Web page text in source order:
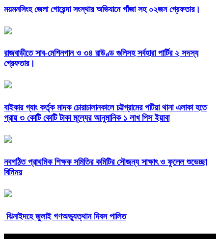
ময়মনসিংহ জেলা গোয়েন্দা সংস্থার অভিযানে গাঁজা সহ ০২জন গ্রেফতার।
রাজবাড়ীতে সাব-মেশিনগান ও ৩৪ রাউণ্ড গুলিসহ সর্বহারা পার্টির ২ সদস্য
গ্রেফতার।
বাইকার গ্যাং কর্তৃক মাদক চোরাচালানকালে চট্টগ্রামের পটিয়া থানা এলাকা হতে
প্রায় ৩ কোটি কোটি টাকা মূল্যের আনুমানিক ১ লাখ পিস ইয়াবা
নবগঠিত প্রাথমিক শিক্ষক সমিতির কমিটির সৌজন্য সাক্ষাৎ ও ফুলেল শুভেচ্ছা
বিনিময়
ঝিনাইদহে জুলাই গণঅভ্যুত্থান দিবস পালিত